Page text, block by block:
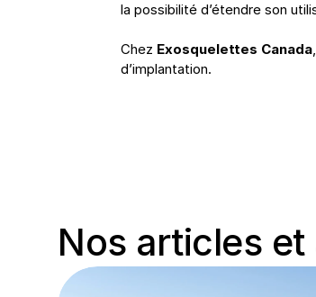
la possibilité d’étendre son
Chez Exosquelettes Canada
d’implantation.
Nos articles